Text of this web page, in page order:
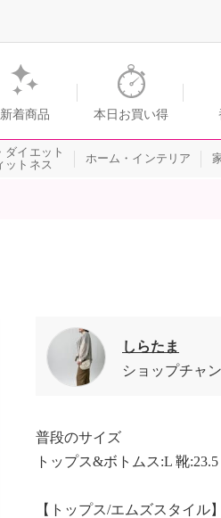
ッピングのショップチャンネル
新着商品 本日お買い得
ダイエット
ットネス
ホーム・インテリア
しらたま
ショップチャ
普段のサイズ
トップス&ボトムス:L 靴:23.5
【トップス/エムズスタイル】